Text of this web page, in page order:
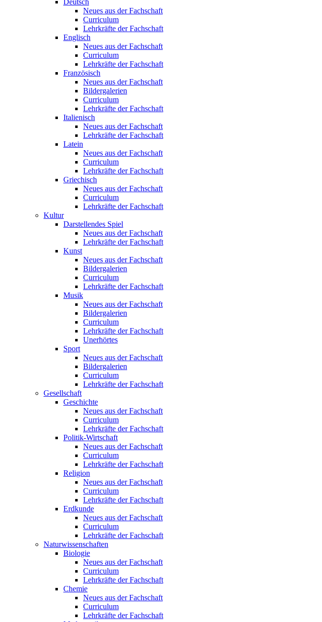
Deutsch
Neues aus der Fachschaft
Curriculum
Lehrkräfte der Fachschaft
Englisch
Neues aus der Fachschaft
Curriculum
Lehrkräfte der Fachschaft
Französisch
Neues aus der Fachschaft
Bildergalerien
Curriculum
Lehrkräfte der Fachschaft
Italienisch
Neues aus der Fachschaft
Lehrkräfte der Fachschaft
Latein
Neues aus der Fachschaft
Curriculum
Lehrkräfte der Fachschaft
Griechisch
Neues aus der Fachschaft
Curriculum
Lehrkräfte der Fachschaft
Kultur
Darstellendes Spiel
Neues aus der Fachschaft
Lehrkräfte der Fachschaft
Kunst
Neues aus der Fachschaft
Bildergalerien
Curriculum
Lehrkräfte der Fachschaft
Musik
Neues aus der Fachschaft
Bildergalerien
Curriculum
Lehrkräfte der Fachschaft
Unerhörtes
Sport
Neues aus der Fachschaft
Bildergalerien
Curriculum
Lehrkräfte der Fachschaft
Gesellschaft
Geschichte
Neues aus der Fachschaft
Curriculum
Lehrkräfte der Fachschaft
Politik-Wirtschaft
Neues aus der Fachschaft
Curriculum
Lehrkräfte der Fachschaft
Religion
Neues aus der Fachschaft
Curriculum
Lehrkräfte der Fachschaft
Erdkunde
Neues aus der Fachschaft
Curriculum
Lehrkräfte der Fachschaft
Naturwissenschaften
Biologie
Neues aus der Fachschaft
Curriculum
Lehrkräfte der Fachschaft
Chemie
Neues aus der Fachschaft
Curriculum
Lehrkräfte der Fachschaft